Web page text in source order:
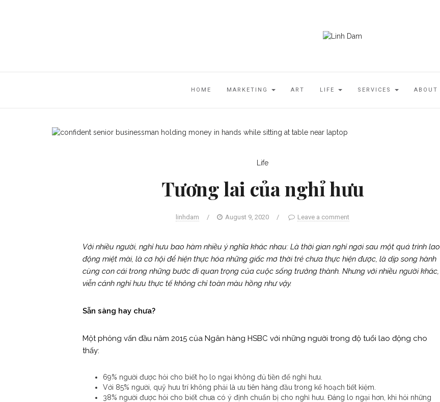
HOME MARKETING ART LIFE SERVICES ABOUT
Life
Tương lai của nghỉ hưu
linhdam / August 9, 2020 / Leave a comment
Với nhiều người, nghỉ hưu bao hàm nhiều ý nghĩa khác nhau: Là thời gian nghỉ ngơi sau một quá trình lao
động miệt mài, là cơ hội để hiện thực hóa những giấc mơ thời trẻ chưa thực hiện được, là dịp song hành
cùng con cái trong những bước đi quan trọng của cuộc sống trưởng thành. Nhưng với nhiều người khác,
viễn cảnh nghỉ hưu thực tế không chỉ toàn màu hồng như vậy.
Sẵn sàng hay chưa?
Một phỏng vấn đầu năm 2015 của Ngân hàng HSBC với những người trong độ tuổi lao động cho
thấy:
69% người được hỏi cho biết họ lo ngại không đủ tiền để nghỉ hưu.
Với 85% người, quỹ hưu trí không phải là ưu tiên hàng đầu trong kế hoạch tiết kiệm.
38% người được hỏi cho biết chưa có ý định chuẩn bị cho nghỉ hưu. Đáng lo ngại hơn, khi hỏi những